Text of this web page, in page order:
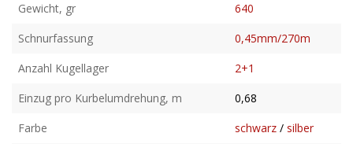
Gewicht, gr
640
Schnurfassung
0,45mm/270m
Anzahl Kugellager
2+1
Einzug pro Kurbelumdrehung, m
0,68
Farbe
schwarz / silber